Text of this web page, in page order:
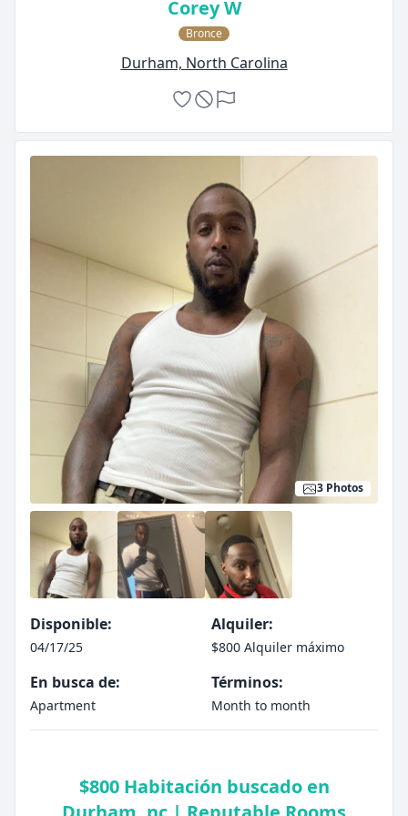
Corey W
Bronce
Durham, North Carolina
3 Photos
Disponible:
04/17/25
Alquiler:
$800 Alquiler máximo
En busca de:
Apartment
Términos:
Month to month
$800 Habitación buscado en